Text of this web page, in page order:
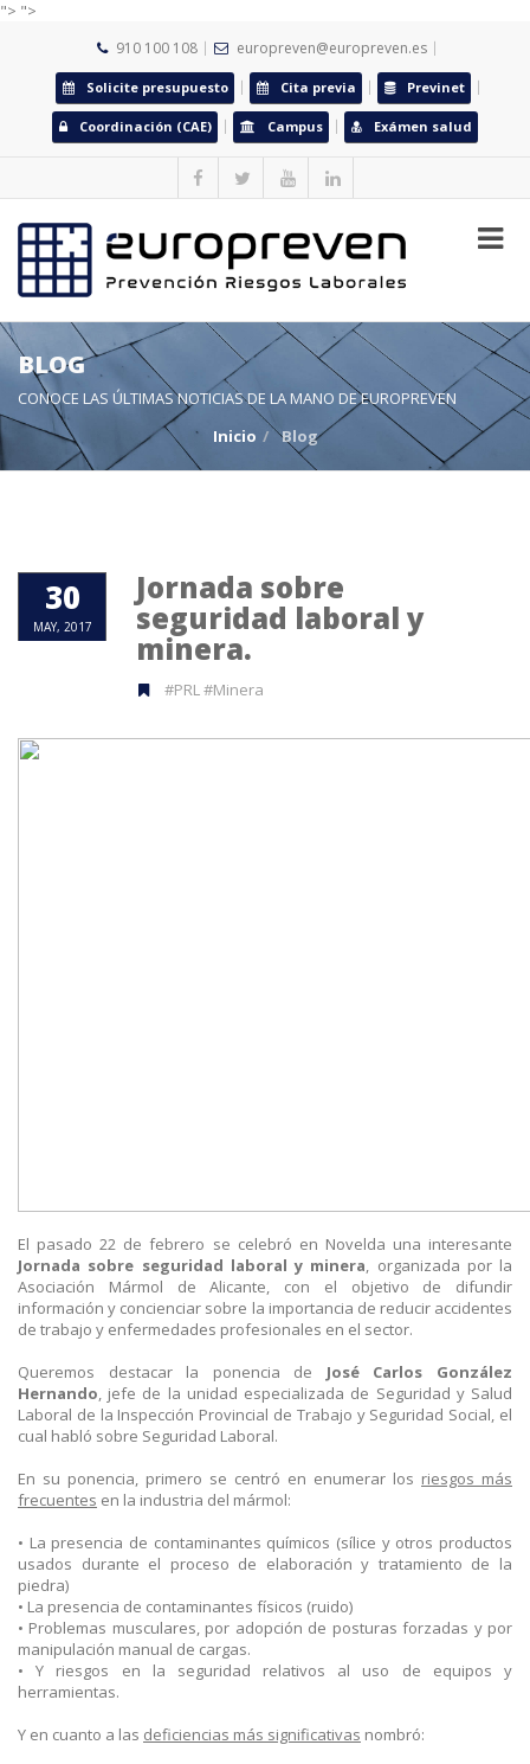
"> ">
910 100 108 europreven@europreven.es
Solicite presupuesto Cita previa Previnet
Coordinación (CAE) Campus Exámen salud
BLOG
CONOCE LAS ÚLTIMAS NOTICIAS DE LA MANO DE EUROPREVEN
Inicio
Blog
30
MAY, 2017
Jornada sobre
seguridad laboral y
minera.
#PRL #Minera
El pasado 22 de febrero se celebró en Novelda una interesante
Jornada sobre seguridad laboral y minera, organizada por la
Asociación Mármol de Alicante, con el objetivo de difundir
información y concienciar sobre la importancia de reducir accidentes
de trabajo y enfermedades profesionales en el sector.
Queremos destacar la ponencia de José Carlos González
Hernando, jefe de la unidad especializada de Seguridad y Salud
Laboral de la Inspección Provincial de Trabajo y Seguridad Social, el
cual habló sobre Seguridad Laboral.
En su ponencia, primero se centró en enumerar los riesgos más
frecuentes en la industria del mármol:
• La presencia de contaminantes químicos (sílice y otros productos
usados durante el proceso de elaboración y tratamiento de la
piedra)
• La presencia de contaminantes físicos (ruido)
• Problemas musculares, por adopción de posturas forzadas y por
manipulación manual de cargas.
•
Y riesgos en la seguridad relativos al uso de equipos y
herramientas.
Y en cuanto a las deficiencias más significativas nombró: